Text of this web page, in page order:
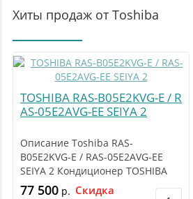
Хиты продаж от Toshiba
TOSHIBA RAS-B05E2KVG-E / R
AS-05E2AVG-EE SEIYA 2
Описание Toshiba RAS-
B05E2KVG-E / RAS-05E2AVG-EE
SEIYA 2 Кондиционер TOSHIBA
RAS-B05E2KVG-E / RAS-05..
77 500 р. Скидка